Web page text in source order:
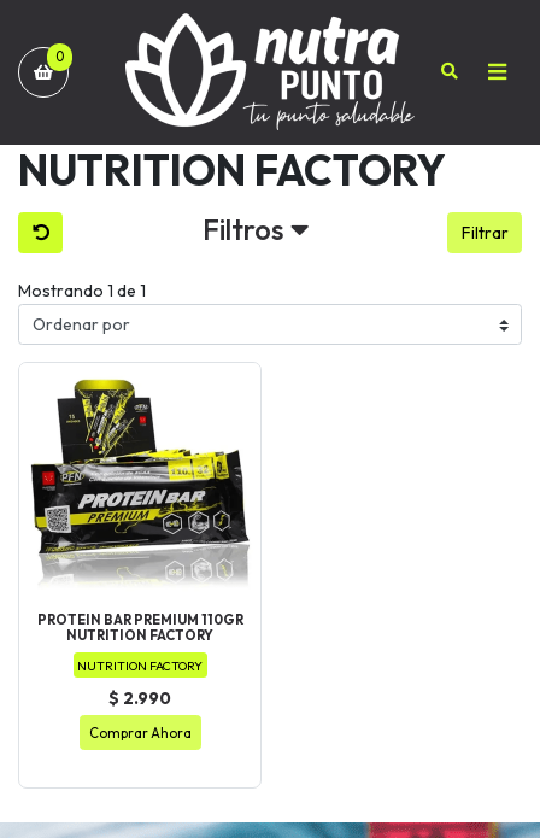
0
NUTRITION FACTORY
Filtros Filtrar
Mostrando 1 de 1
PROTEIN BAR PREMIUM 110GR
NUTRITION FACTORY
NUTRITION FACTORY
$ 2.990
Comprar Ahora